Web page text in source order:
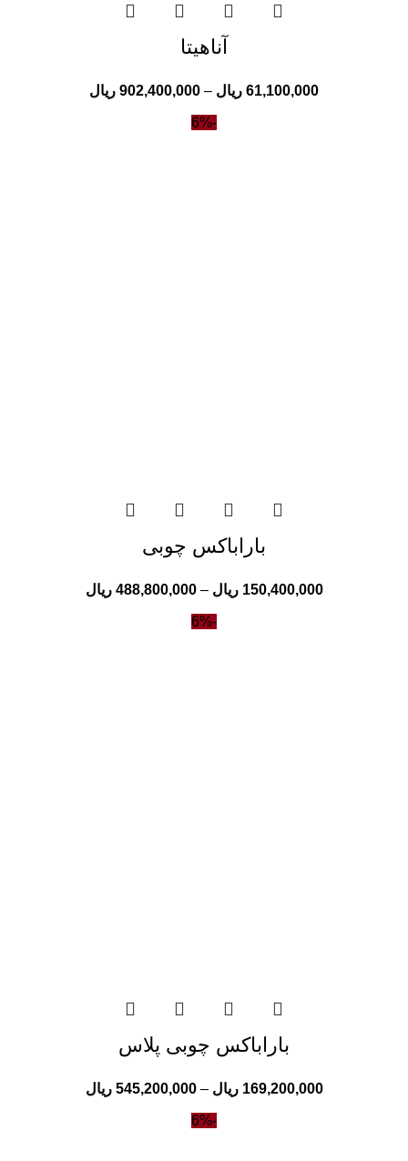
آناهیتا
61,100,000 ریال –
902,400,000 ریال
-6%
باراباکس چوبی
150,400,000 ریال –
488,800,000 ریال
-6%
باراباکس چوبی پلاس
169,200,000 ریال –
545,200,000 ریال
-6%